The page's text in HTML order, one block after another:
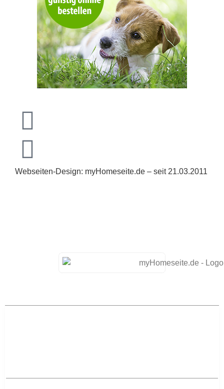
Webseiten-Design: myHomeseite.de – seit 21.03.2011